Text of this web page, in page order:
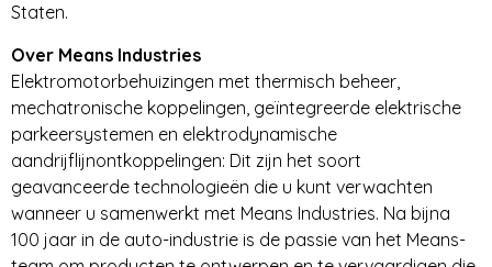
Staten.
Over Means Industries
Elektromotorbehuizingen met thermisch beheer,
mechatronische koppelingen, geïntegreerde elektrische
parkeersystemen en elektrodynamische
aandrijflijnontkoppelingen: Dit zijn het soort
geavanceerde technologieën die u kunt verwachten
wanneer u samenwerkt met Means Industries. Na bijna
100 jaar in de auto-industrie is de passie van het Means-